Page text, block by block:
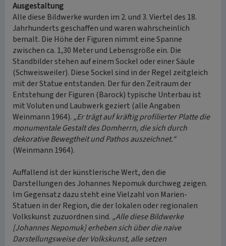
Ausgestaltung
Alle diese Bildwerke wurden im 2. und 3. Viertel des 18.
Jahrhunderts geschaffen und waren wahrscheinlich
bemalt. Die Höhe der Figuren nimmt eine Spanne
zwischen ca. 1,30 Meter und Lebensgröße ein. Die
Standbilder stehen auf einem Sockel oder einer Säule
(Schweisweiler). Diese Sockel sind in der Regel zeitgleich
mit der Statue entstanden. Der für den Zeitraum der
Entstehung der Figuren (Barock) typische Unterbau ist
mit Voluten und Laubwerk geziert (alle Angaben
Weinmann 1964). „Er trägt auf kräftig profilierter Platte die
monumentale Gestalt des Domherrn, die sich durch
dekorative Bewegtheit und Pathos auszeichnet.“
(Weinmann 1964).
Auffallend ist der künstlerische Wert, den die
Darstellungen des Johannes Nepomuk durchweg zeigen.
Im Gegensatz dazu steht eine Vielzahl von Marien-
Statuen in der Region, die der lokalen oder regionalen
Volkskunst zuzuordnen sind. „Alle diese Bildwerke
[Johannes Nepomuk] erheben sich über die naive
Darstellungsweise der Volkskunst, alle setzen